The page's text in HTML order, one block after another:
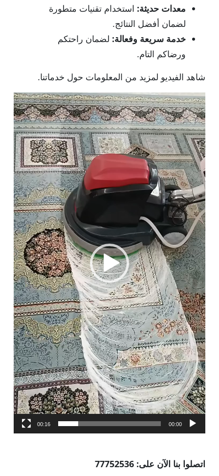
معدات حديثة:استخدام تقنيات متطورة
لضمان أفضل النتائج.
خدمة سريعة وفعالة:لضمان راحتكم
ورضاكم التام.
شاهد الفيديو لمزيد من المعلومات حول خدماتنا.
ش
00:00
00:16
اتصلوا بنا الآن على: 77752536